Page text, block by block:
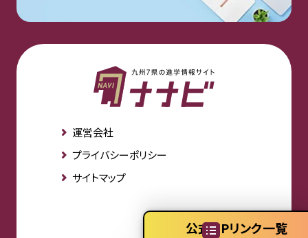
運営会社
プライバシーポリシー
サイトマップ
公式HPリンク一覧